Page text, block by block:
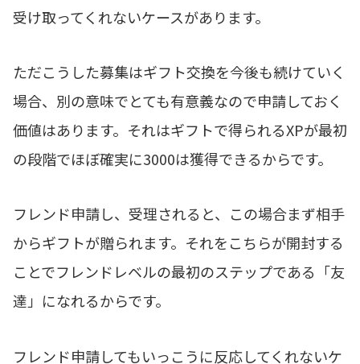
受け取ってくれないケースがあります。
ただこうした募集はギフト交換を今後も続けていく
場合、別の意味でとても有意義なので申請しておく
価値はあります。それはギフトで得られるXPが最初
の段階でほぼ確実に3000は獲得できるからです。
フレンド申請し、受理されると、この場合まず相手
からギフトが贈られます。それをこちらが開封する
ことでフレンドレベルの最初のステップである「友
達」になれるからです。
フレンド申請してもいっこうに反応してくれないケ